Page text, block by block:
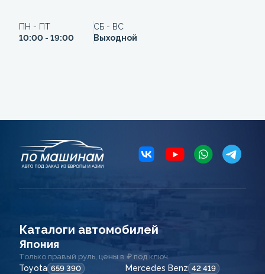
ПН - ПТ
10:00 - 19:00
СБ - ВС
Выходной
Каталоги автомобилей
Япония
Только правый руль, цены в ₽ под ключ.
Toyota 659 390 Mercedes Benz 42 419